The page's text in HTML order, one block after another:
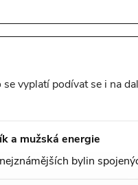
vyplatí podívat se i na
a mužská energie
bylin